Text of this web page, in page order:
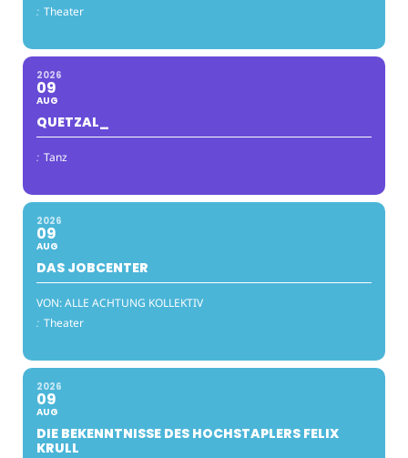
: Theater
2026
09
AUG
QUETZAL_
: Tanz
2026
09
AUG
DAS JOBCENTER
VON: ALLE ACHTUNG KOLLEKTIV
: Theater
2026
09
AUG
DIE BEKENNTNISSE DES HOCHSTAPLERS FELIX
KRULL